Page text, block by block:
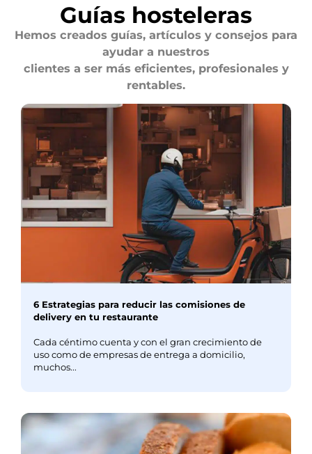
Guías hosteleras
Hemos creados guías, artículos y consejos para
ayudar a nuestros
clientes a ser más eficientes, profesionales y
rentables.
6 Estrategias para reducir las comisiones de
delivery en tu restaurante
Cada céntimo cuenta y con el gran crecimiento de
uso como de empresas de entrega a domicilio,
muchos...